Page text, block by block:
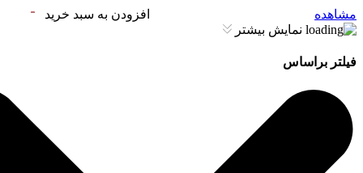
مشاهده
افزودن به سبد خرید
نمایش بیشتر
فیلتر براساس